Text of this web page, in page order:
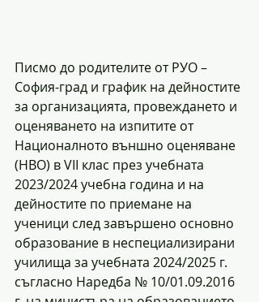
Писмо до родителите от РУО –
София-град и график на дейностите
за организацията, провеждането и
оценяването на изпитите от
Националното външно оценяване
(НВО) в VII клас през учебната
2023/2024 учебна година и на
дейностите по приемане на
ученици след завършено основно
образование в неспециализирани
училища за учебната 2024/2025 г.
съгласно Наредба № 10/01.09.2016